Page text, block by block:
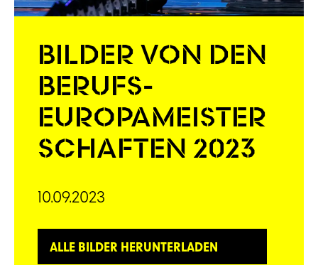
BILDER VON DEN
BERUFS-
EUROPAMEISTER
SCHAFTEN 2023
10.09.2023
ALLE BILDER HERUNTER­LADEN